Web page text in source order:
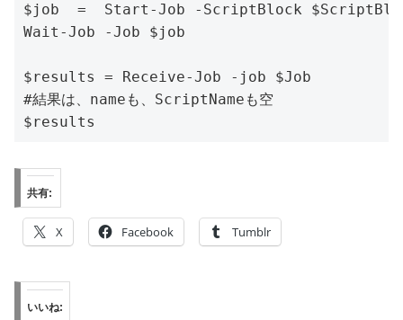
$job  =  Start-Job -ScriptBlock
Wait-Job -Job $job
$results = Receive-Job -job $Job
#結果は、nameも、ScriptNameも空
共有:
X Facebook Tumblr
いいね: